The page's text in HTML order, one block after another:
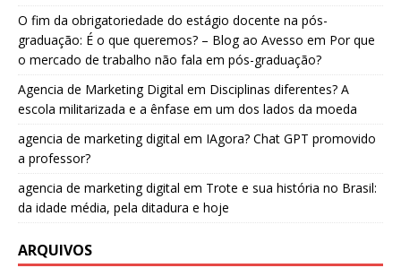
O fim da obrigatoriedade do estágio docente na pós-
graduação: É o que queremos? – Blog ao Avesso em Por que
o mercado de trabalho não fala em pós-graduação?
Agencia de Marketing Digital em Disciplinas diferentes? A
escola militarizada e a ênfase em um dos lados da moeda
agencia de marketing digital em IAgora? Chat GPT promovido
a professor?
agencia de marketing digital em Trote e sua história no Brasil:
da idade média, pela ditadura e hoje
ARQUIVOS